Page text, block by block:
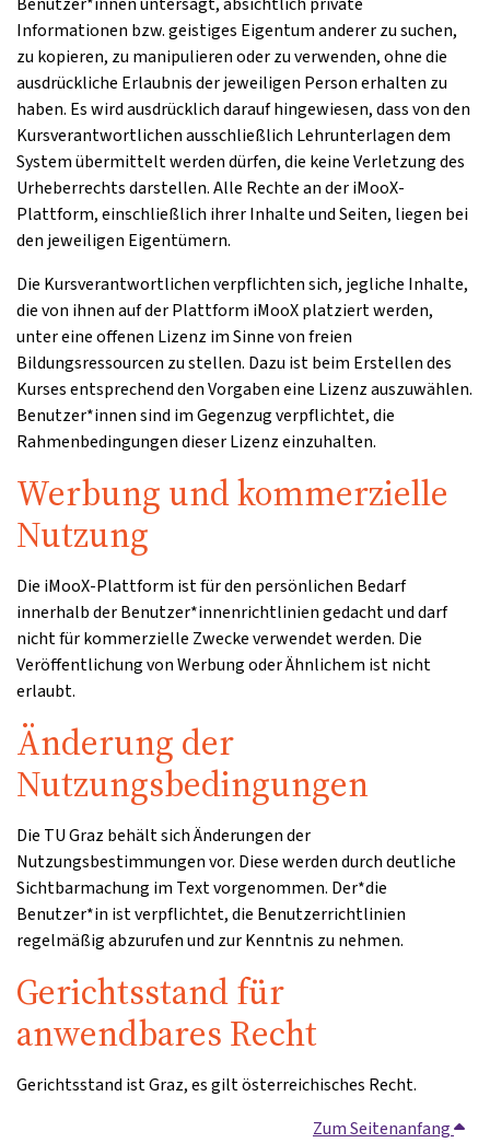
Informationen bzw. geistiges Eigentum anderer zu suchen,
zu kopieren, zu manipulieren oder zu verwenden, ohne die
ausdrückliche Erlaubnis der jeweiligen Person erhalten zu
haben. Es wird ausdrücklich darauf hingewiesen, dass von den
Kursverantwortlichen ausschließlich Lehrunterlagen dem
System übermittelt werden dürfen, die keine Verletzung des
Urheberrechts darstellen. Alle Rechte an der iMooX-
Plattform, einschließlich ihrer Inhalte und Seiten, liegen bei
den jeweiligen Eigentümern.
Die Kursverantwortlichen verpflichten sich, jegliche Inhalte,
die von ihnen auf der Plattform iMooX platziert werden,
unter eine offenen Lizenz im Sinne von freien
Bildungsressourcen zu stellen. Dazu ist beim Erstellen des
Kurses entsprechend den Vorgaben eine Lizenz auszuwählen.
Benutzer*innen sind im Gegenzug verpflichtet, die
Rahmenbedingungen dieser Lizenz einzuhalten.
Werbung und kommerzielle
Nutzung
Die iMooX-Plattform ist für den persönlichen Bedarf
innerhalb der Benutzer*innenrichtlinien gedacht und darf
nicht für kommerzielle Zwecke verwendet werden. Die
Veröffentlichung von Werbung oder Ähnlichem ist nicht
erlaubt.
Änderung der
Nutzungsbedingungen
Die TU Graz behält sich Änderungen der
Nutzungsbestimmungen vor. Diese werden durch deutliche
Sichtbarmachung im Text vorgenommen. Der*die
Benutzer*in ist verpflichtet, die Benutzerrichtlinien
regelmäßig abzurufen und zur Kenntnis zu nehmen.
Gerichtsstand für
anwendbares Recht
Gerichtsstand ist Graz, es gilt österreichisches Recht.
Zum Seitenanfang